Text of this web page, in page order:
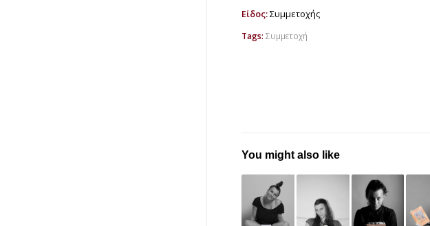
Είδος:Συμμετοχής
Tags: Συμμετοχή
You might also like